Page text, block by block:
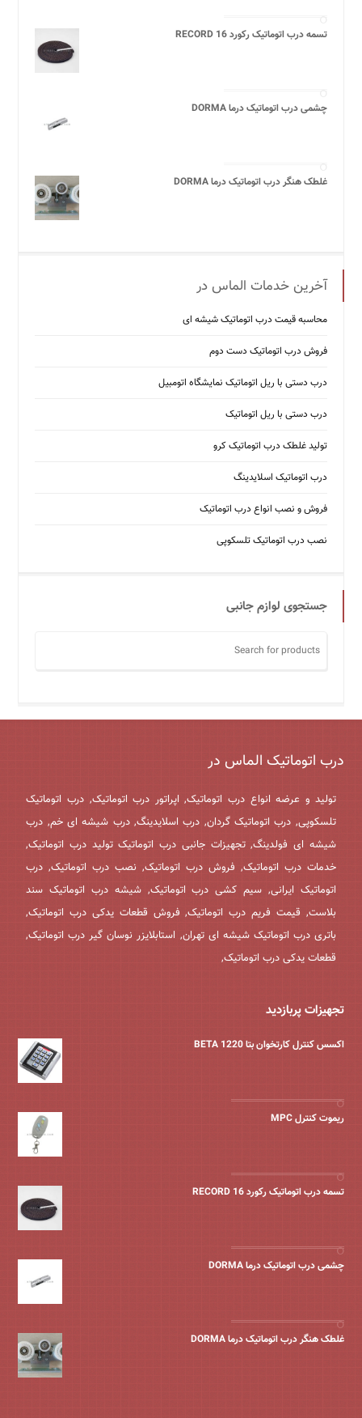
تسمه درب اتوماتیک رکورد 16 RECORD
چشمی درب اتوماتیک درما DORMA
غلطک هنگر درب اتوماتیک درما DORMA
آخرین خدمات الماس در
محاسبه قیمت درب اتوماتیک شیشه ‌ای
فروش درب اتوماتیک دست دوم
درب دستی با ریل اتوماتیک نمایشگاه اتومبیل
درب دستی با ریل اتوماتیک
تولید غلطک درب اتوماتیک کرو
درب اتوماتیک اسلایدینگ
فروش و نصب انواع درب اتوماتیک
نصب درب اتوماتیک تلسکوپی
جستجوی لوازم جانبی
درب اتوماتیک الماس در
تولید و عرضه انواع درب اتوماتیک, اپراتور درب اتوماتیک, درب اتوماتیک
تلسکوپی, درب اتوماتیک گردان, درب اسلایدینگ, درب شیشه ای خم, درب
شیشه ای فولدینگ, تجهیزات جانبی درب اتوماتیک تولید درب اتوماتیک,
خدمات درب اتوماتیک, فروش درب اتوماتیک, نصب درب اتوماتیک, درب
اتوماتیک ایرانی, سیم کشی درب اتوماتیک, شیشه درب اتوماتیک سند
بلاست, قیمت فریم درب اتوماتیک, فروش قطعات یدکی درب اتوماتیک,
باتری درب اتوماتیک شیشه ای تهران, استابلایزر نوسان گیر درب اتوماتیک,
قطعات یدکی درب اتوماتیک,
تجهیزات پربازدید
اکسس کنترل کارتخوان بتا BETA 1220
ریموت کنترل MPC
تسمه درب اتوماتیک رکورد 16 RECORD
چشمی درب اتوماتیک درما DORMA
غلطک هنگر درب اتوماتیک درما DORMA